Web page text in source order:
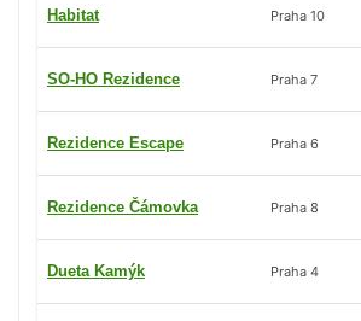
Habitat Praha 10
SO-HO Rezidence Praha 7
Rezidence Escape Praha 6
Rezidence Čámovka Praha 8
Dueta Kamýk Praha 4